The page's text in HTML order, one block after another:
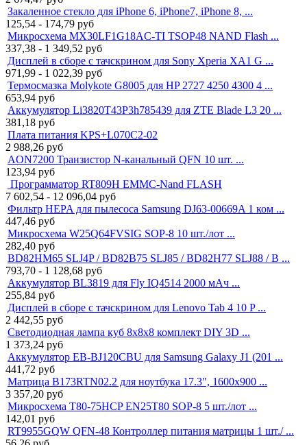
Закаленное стекло для iPhone 6, iPhone7, iPhone 8, ...
125,54 - 174,79 руб
Микросхема MX30LF1G18AC-TI TSOP48 NAND Flash ...
337,38 - 1 349,52 руб
Дисплей в сборе с тачскрином для Sony Xperia XA1 G ...
971,99 - 1 022,39 руб
Термосмазка Molykote G8005 для HP 2727 4250 4300 4 ...
653,94 руб
Аккумулятор Li3820T43P3h785439 для ZTE Blade L3 20 ...
381,18 руб
Плата питания KPS+L070C2-02
2 988,26 руб
AON7200 Транзистор N-канальный QFN 10 шт. ...
123,94 руб
Программатор RT809H EMMC-Nand FLASH
7 602,54 - 12 096,04 руб
Фильтр HEPA для пылесоса Samsung DJ63-00669A 1 ком ...
447,46 руб
Микросхема W25Q64FVSIG SOP-8 10 шт./лот ...
282,40 руб
BD82HM65 SLJ4P / BD82B75 SLJ85 / BD82H77 SLJ88 / B ...
793,70 - 1 128,68 руб
Аккумулятор BL3819 для Fly IQ4514 2000 мАч ...
255,84 руб
Дисплей в сборе с тачскрином для Lenovo Tab 4 10 P ...
2 442,55 руб
Светодиодная лампа куб 8x8x8 комплект DIY 3D ...
1 373,24 руб
Аккумулятор EB-BJ120CBU для Samsung Galaxy J1 (201 ...
441,72 руб
Матрица B173RTN02.2 для ноутбука 17.3", 1600x900 ...
3 357,20 руб
Микросхема T80-75HCP EN25T80 SOP-8 5 шт./лот ...
142,01 руб
RT9955GQW QFN-48 Контроллер питания матрицы 1 шт./ ...